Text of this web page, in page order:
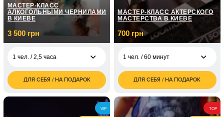
МАСТЕР-КЛАСС
АЛКОГОЛЬНЫМИ ЧЕРНИЛАМИ
В КИЕВЕ
3 500 грн
1 чел. / 2,5 часа
3 500
грн
7 000
грн
ДЛЯ СЕБЯ / НА ПОДАРОК
МАСТЕР-КЛАСС АКТЕРСКОГО
МАСТЕРСТВА В КИЕВЕ
700 грн
1 чел. / 60 минут
грн
1 чел. / 8 занятий по
1 часу
4 350
грн
ДЛЯ СЕБЯ / НА ПОДАРОК
VIP TOP